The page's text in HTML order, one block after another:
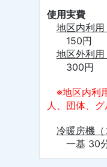
使用実費
地区内利
150円
地区外利
300円
※地区内利
人、団体、
冷暖房機
一基 30